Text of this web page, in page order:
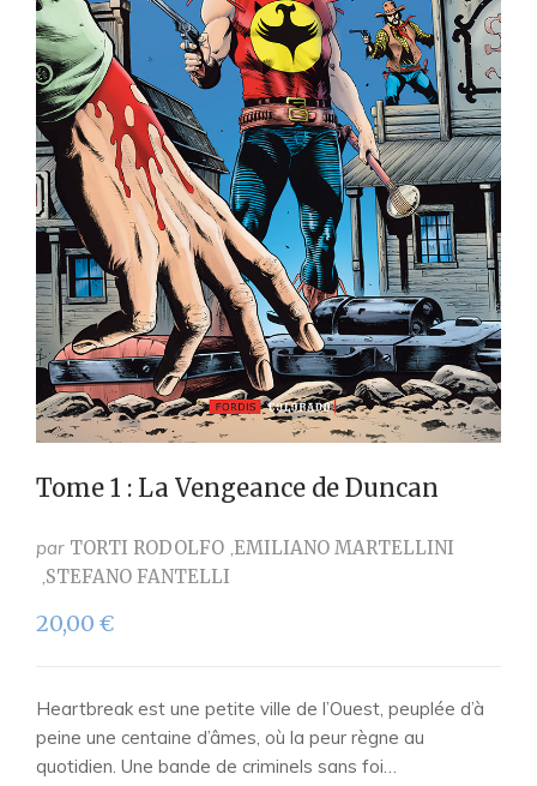
Tome 1 : La Vengeance de Duncan
par TORTI RODOLFO EMILIANO MARTELLINI
STEFANO FANTELLI
20,00 €
Heartbreak est une petite ville de l’Ouest, peuplée d’à
peine une centaine d’âmes, où la peur règne au
quotidien. Une bande de criminels sans foi…